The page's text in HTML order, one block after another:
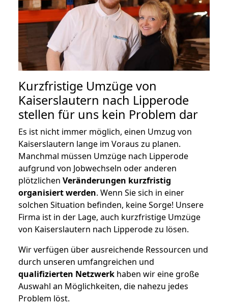
Kurzfristige Umzüge von
Kaiserslautern nach Lipperode
stellen für uns kein Problem dar
Es ist nicht immer möglich, einen Umzug von
Kaiserslautern lange im Voraus zu planen.
Manchmal müssen Umzüge nach Lipperode
aufgrund von Jobwechseln oder anderen
plötzlichen Veränderungen kurzfristig
organisiert werden. Wenn Sie sich in einer
solchen Situation befinden, keine Sorge! Unsere
Firma ist in der Lage, auch kurzfristige Umzüge
von Kaiserslautern nach Lipperode zu lösen.
Wir verfügen über ausreichende Ressourcen und
durch unseren umfangreichen und
qualifizierten Netzwerk haben wir eine große
Auswahl an Möglichkeiten, die nahezu jedes
Problem löst.